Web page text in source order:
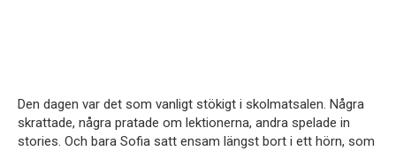
Den dagen var det som vanligt stökigt i skolmatsalen. Några
skrattade, några pratade om lektionerna, andra spelade in
stories. Och bara Sofia satt ensam längst bort i ett hörn, som